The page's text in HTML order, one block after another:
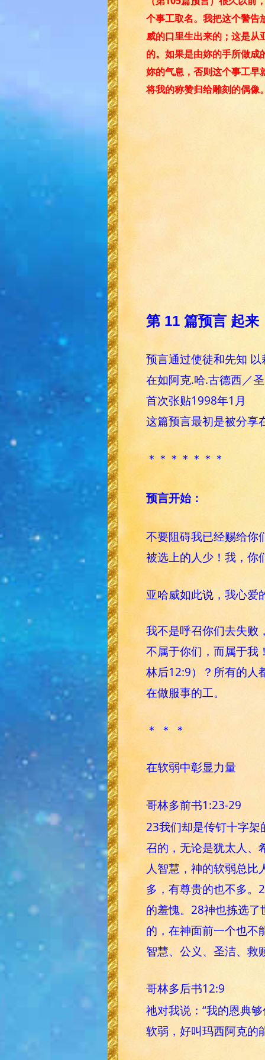
个事工取名。我把这个警告
威的口里生出来的；这是从
的。如果是由妳的手所做
妳的气息，否则这个事工早
将我的称赞归给雕刻的偶像
第 11 篇预言 起来
预言通过使徒和先知
在如阿克.哈.古德西／
首次张贴1998年1月
这篇预言最初是被分享
＊＊＊＊＊＊＊
预言开始：
不要阻碍我已经赐给你
被选上的人少！我，你
亚哈威如此说，我心爱
我不是呼召你们去失败
不属于你们，而属于我
林后12:9）？所有的人
在做服事的工。
＊ ＊ ＊
在软弱中彰显力量
哥林多前书1:23-29
23我们却是传钉十字
召的，无论是犹太人、
人智慧，神的软弱总
多，有尊贵的也不多。
的羞愧。28神也拣选
的，在神面前一个也不
智慧、公义、圣洁、救
哥林多后书12:9
祂对我说：“我的恩典
软弱，好叫玛西阿克的